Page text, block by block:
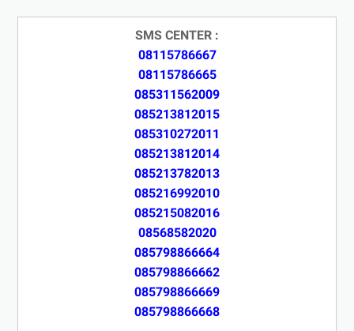
SMS CENTER :
08115786667
08115786665
085311562009
085213812015
085310272011
085213812014
085213782013
085216992010
085215082016
08568582020
085798866664
085798866662
085798866669
085798866668